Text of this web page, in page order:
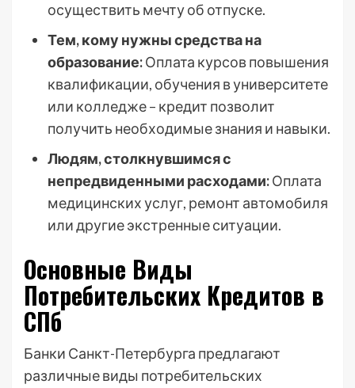
осуществить мечту об отпуске.
Тем, кому нужны средства на
образование:Оплата курсов повышения
квалификации, обучения в университете
или колледже – кредит позволит
получить необходимые знания и навыки.
Людям, столкнувшимся с
непредвиденными расходами:Оплата
медицинских услуг, ремонт автомобиля
или другие экстренные ситуации.
Основные Виды
Потребительских Кредитов в
СПб
Банки Санкт-Петербурга предлагают
различные виды потребительских